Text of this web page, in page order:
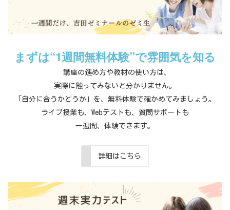
まずは“1週間無料体験”で雰囲気を知る
講座の進め方や教材の使い方は、
実際に触ってみないと分かりません。
「自分に合うかどうか」を、無料体験で確かめてみましょう。
ライブ授業も、Webテストも、質問サポートも
一週間、体験できます。
詳細はこちら